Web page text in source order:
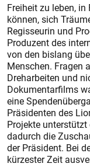
Freiheit zu leben, in
können, sich
Regisseurin und
Produzent des
von den bislang
Menschen. Fragen
Dreharbeiten und
Dokumentarfilms
eine
Präsidenten des
Projekte
dadurch die
der Präsident. Bei
kürzester Zeit